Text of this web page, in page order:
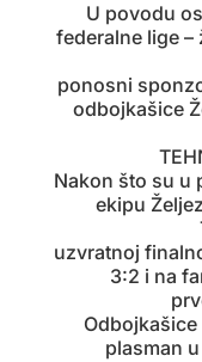
U povodu
federalne lige –
ponosni
odbojkašice
Nakon što su u
ekipu
uzvratnoj
3:2 i na
plasman